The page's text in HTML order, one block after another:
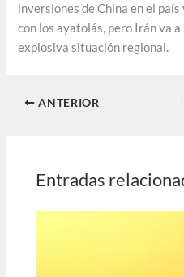
inversiones de China en el
con los ayatolás, pero Irán va
explosiva situación regional.
ANTERIOR
Entradas